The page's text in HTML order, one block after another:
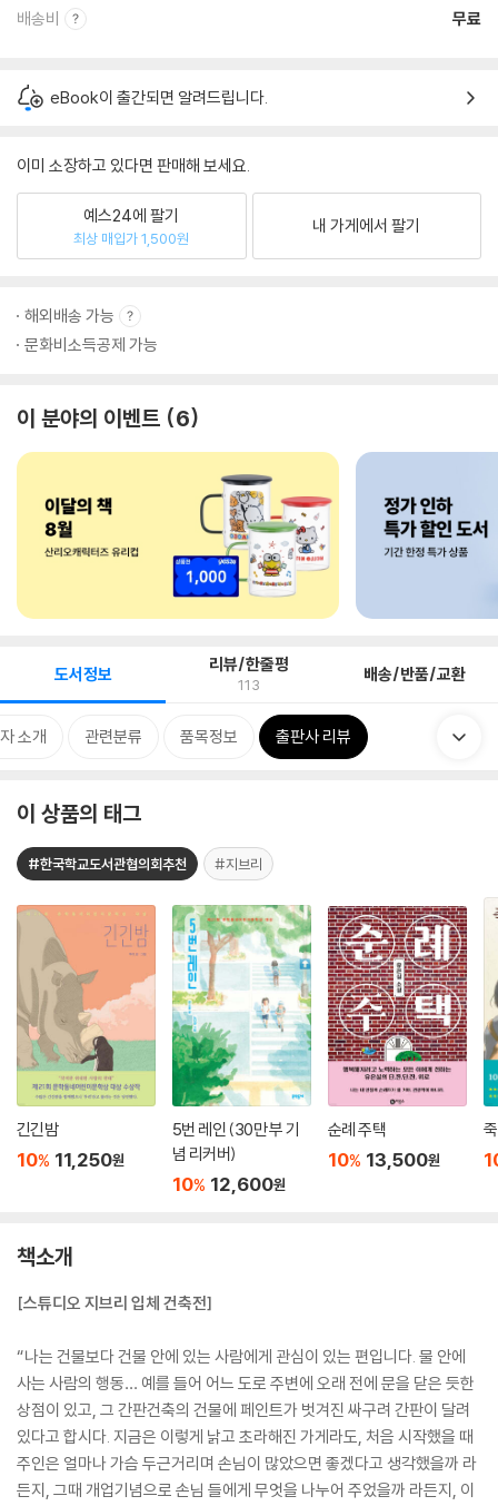
배송비 무료
eBook이 출간되면 알려드립니다.
이미 소장하고 있다면 판매해 보세요.
예스24에 팔기
최상 매입가 1,500원
내 가게에서 팔기
해외배송 가능
문화비소득공제 가능
이 분야의 이벤트 6
도서정보 리뷰/한줄평
113 배송/반품/교환
소개 관련분류 품목정보 출판사 리뷰
이 상품의 태그
#한국학교도서관협의회추천 #지브리
긴긴밤
10% 11,250원
5번 레인 (30만 부 기
념 리커버)
10% 12,600원
순례 주택
10% 13,500원
책소개
[스튜디오 지브리 입체 건축전]
“나는 건물보다 건물 안에 있는 사람에게 관심이 있는 편입니다. 물 안에
사는 사람의 행동… 예를 들어 어느 도로 주변에 오래 전에 문을 닫은 듯한
상점이 있고, 그 간판건축의 건물에 페인트가 벗겨진 싸구려 간판이 달려
있다고 합시다. 지금은 이렇게 낡고 초라해진 가게라도, 처음 시작했을 때
주인은 얼마나 가슴 두근거리며 손님이 많았으면 좋겠다고 생각했을까 라
든지, 그때 개업기념으로 손님 들에게 무엇을 나누어 주었을까 라든지, 이